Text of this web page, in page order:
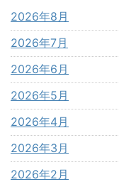
2026年8月
2026年7月
2026年6月
2026年5月
2026年4月
2026年3月
2026年2月